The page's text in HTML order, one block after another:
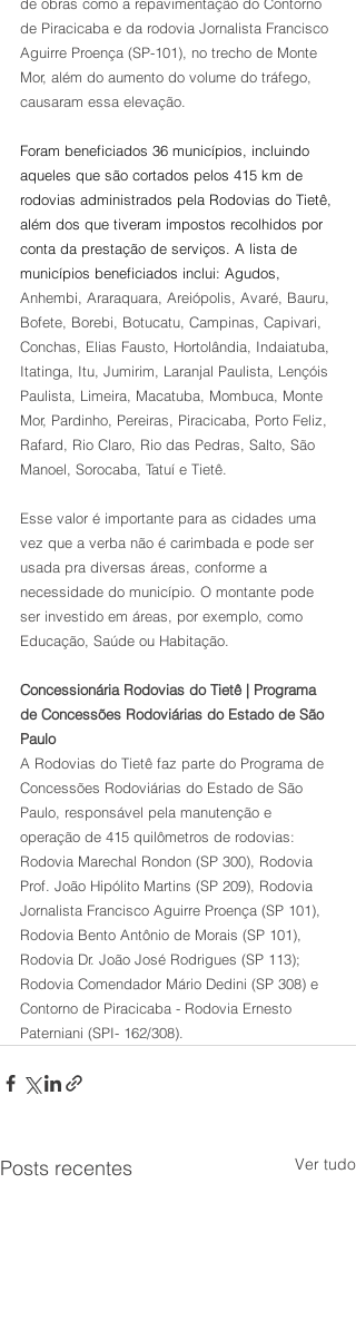
de obras como a repavimentação do Contorno
de Piracicaba e da rodovia Jornalista Francisco
Aguirre Proença (SP-101), no trecho de Monte
Mor, além do aumento do volume do tráfego,
causaram essa elevação.
Foram beneficiados 36 municípios, incluindo
aqueles que são cortados pelos 415 km de
rodovias administrados pela Rodovias do Tietê,
além dos que tiveram impostos recolhidos por
conta da prestação de serviços. A lista de
municípios beneficiados inclui: Agudos,
Anhembi, Araraquara, Areiópolis, Avaré, Bauru,
Bofete, Borebi, Botucatu, Campinas, Capivari,
Conchas, Elias Fausto, Hortolândia, Indaiatuba,
Itatinga, Itu, Jumirim, Laranjal Paulista, Lençóis
Paulista, Limeira, Macatuba, Mombuca, Monte
Mor, Pardinho, Pereiras, Piracicaba, Porto Feliz,
Rafard, Rio Claro, Rio das Pedras, Salto, São
Manoel, Sorocaba, Tatuí e Tietê.
Esse valor é importante para as cidades uma
vez que a verba não é carimbada e pode ser
usada pra diversas áreas, conforme a
necessidade do município. O montante pode
ser investido em áreas, por exemplo, como
Educação, Saúde ou Habitação.
Concessionária Rodovias do Tietê | Programa
de Concessões Rodoviárias do Estado de São
Paulo
A Rodovias do Tietê faz parte do Programa de
Concessões Rodoviárias do Estado de São
Paulo, responsável pela manutenção e
operação de 415 quilômetros de rodovias:
Rodovia Marechal Rondon (SP 300), Rodovia
Prof. João Hipólito Martins (SP 209), Rodovia
Jornalista Francisco Aguirre Proença (SP 101),
Rodovia Bento Antônio de Morais (SP 101),
Rodovia Dr. João José Rodrigues (SP 113);
Rodovia Comendador Mário Dedini (SP 308) e
Contorno de Piracicaba - Rodovia Ernesto
Paterniani (SPI- 162/308).
Posts recentes Ver tudo